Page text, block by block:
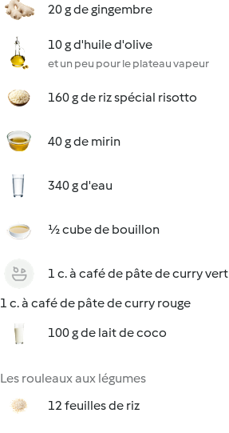
20 g de gingembre
10 g d'huile d'olive
et un peu pour le plateau vapeur
160 g de riz spécial risotto
40 g de mirin
340 g d'eau
½ cube de bouillon
1 c. à café de pâte de curry vert
1 c. à café de pâte de curry rouge
100 g de lait de coco
Les rouleaux aux légumes
12 feuilles de riz